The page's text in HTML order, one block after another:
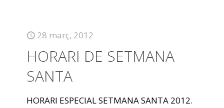
28 març, 2012
HORARI DE SETMANA
SANTA
HORARI ESPECIAL SETMANA SANTA 2012.